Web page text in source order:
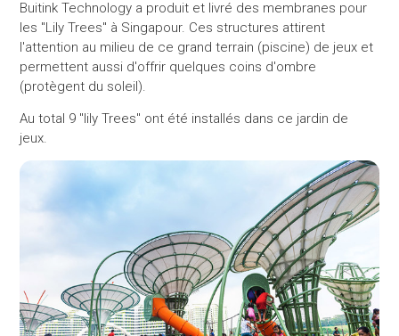
Buitink Technology a produit et livré des membranes pour
les "Lily Trees" à Singapour. Ces structures attirent
l'attention au milieu de ce grand terrain (piscine) de jeux et
permettent aussi d'offrir quelques coins d'ombre
(protègent du soleil).
Au total 9 "lily Trees" ont été installés dans ce jardin de
jeux.